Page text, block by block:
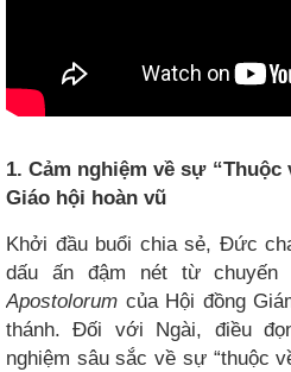
1. Cảm nghiệm về sự “Thuộc
Giáo hội hoàn vũ
Khởi đầu buổi chia sẻ, Đức
dấu ấn đậm nét từ
Apostolorum của Hội đồng
thánh. Đối với Ngài, điều
nghiệm sâu sắc về sự “thuộc